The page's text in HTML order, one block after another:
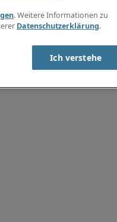
. Weitere Informationen zu
Datenschutzerklärung.
Ich verstehe